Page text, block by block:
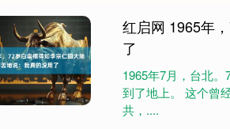
红启网 1965年
了
1965年7月，台北
到了地上。 这个曾
共，....